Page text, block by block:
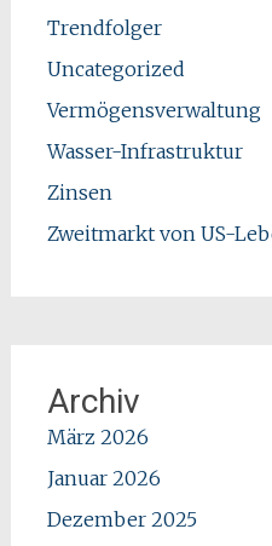
Trendfolger
Uncategorized
Vermögensverwaltung
Wasser-Infrastruktur
Zinsen
Zweitmarkt von US-
Archiv
März 2026
Januar 2026
Dezember 2025